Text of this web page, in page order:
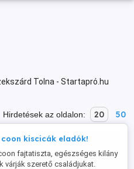
Tolna - Startapró.hu
Hirdetések az oldalon: 20 50
coon kiscicák eladók!
fajtatiszta, egészséges kilány
várják szerető családjukat.